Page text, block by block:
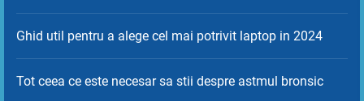
Ghid util pentru a alege cel mai potrivit laptop in 2024
Tot ceea ce este necesar sa stii despre astmul bronsic